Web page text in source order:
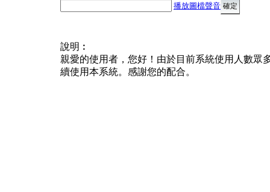
播放圖檔聲音
說明︰
親愛的使用者，您好！由於目前系統使用人數眾
續使用本系統。感謝您的配合。